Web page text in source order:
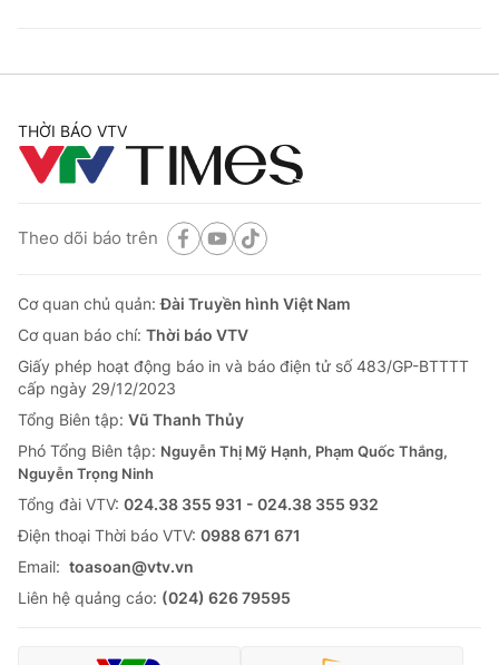
THỜI BÁO VTV
Theo dõi báo trên
Cơ quan chủ quản:Đài Truyền hình Việt Nam
Cơ quan báo chí: Thời báo VTV
Giấy phép hoạt động báo in và báo điện tử số 483/GP-BTTTT
cấp ngày 29/12/2023
Tổng Biên tập: Vũ Thanh Thủy
Phó Tổng Biên tập: Nguyễn Thị Mỹ Hạnh, Phạm Quốc Thắng,
Nguyễn Trọng Ninh
Tổng đài VTV: 024.38 355 931 - 024.38 355 932
Ðiện thoại Thời báo VTV: 0988 671 671
Email: toasoan@vtv.vn
Liên hệ quảng cáo: (024) 626 79595